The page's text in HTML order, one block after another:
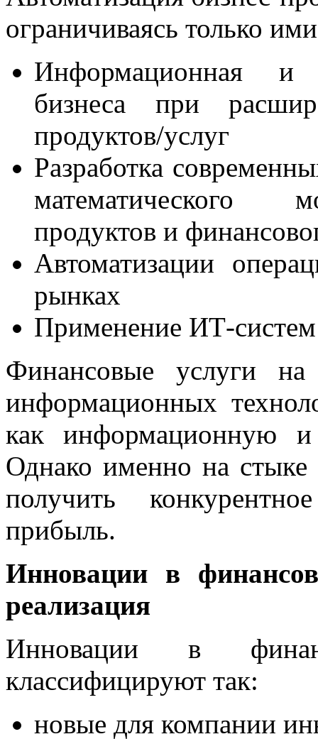
ограничиваясь только
Информационная и
бизнеса при
продуктов/услуг
Разработка
математического
продуктов и
Автоматизации
рынках
Применение ИТ-
Финансовые услуги
информационных
как информационную и
Однако именно на стыке
получить
прибыль.
Инновации в
реализация
Инновации в
классифицируют так:
новые для компании